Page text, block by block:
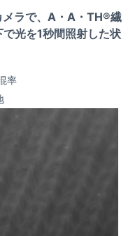
メラで、A・A・TH®繊
光を1秒間照射した状
率